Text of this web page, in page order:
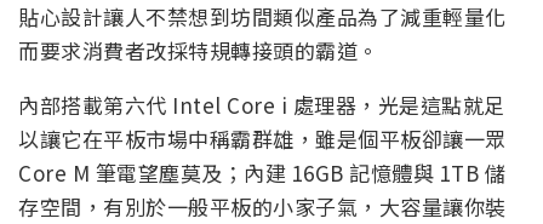
貼心設計讓人不禁想到坊間類似產品為了減重輕量化
而要求消費者改採特規轉接頭的霸道。
內部搭載第六代 Intel Core i 處理器，光是這點就足
以讓它在平板市場中稱霸群雄，雖是個平板卻讓一眾
Core M 筆電望塵莫及；內建 16GB 記憶體與 1TB 儲
存空間，有別於一般平板的小家子氣，大容量讓你裝